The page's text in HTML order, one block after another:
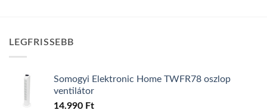
LEGFRISSEBB
Somogyi Elektronic Home TWFR78 oszlop
ventilátor
14.990 Ft